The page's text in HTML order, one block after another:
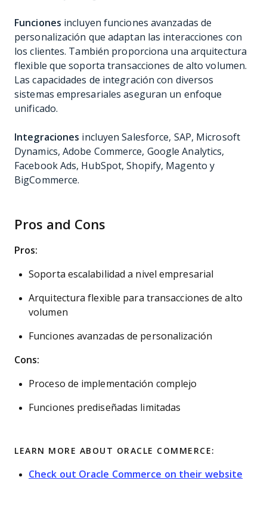
Funciones incluyen funciones avanzadas de
personalización que adaptan las interacciones con
los clientes. También proporciona una arquitectura
flexible que soporta transacciones de alto volumen.
Las capacidades de integración con diversos
sistemas empresariales aseguran un enfoque
unificado.
Integraciones incluyen Salesforce, SAP, Microsoft
Dynamics, Adobe Commerce, Google Analytics,
Facebook Ads, HubSpot, Shopify, Magento y
BigCommerce.
Pros and Cons
Pros:
Soporta escalabilidad a nivel empresarial
Arquitectura flexible para transacciones de alto
volumen
Funciones avanzadas de personalización
Cons:
Proceso de implementación complejo
Funciones prediseñadas limitadas
LEARN MORE ABOUT ORACLE COMMERCE:
Check out Oracle Commerce on their website